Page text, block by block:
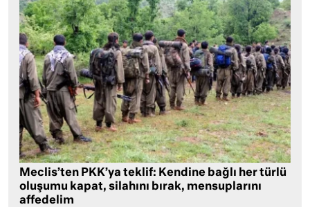
Meclis’ten PKK’ya teklif: Kendine bağlı her türlü
oluşumu kapat, silahını bırak, mensuplarını
affedelim